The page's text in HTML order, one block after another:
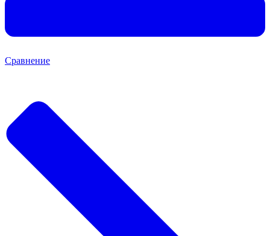
Сравнение